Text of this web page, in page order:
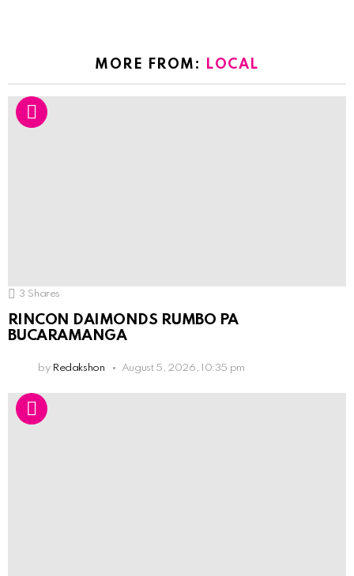
MORE FROM: LOCAL
3 Shares
RINCON DAIMONDS RUMBO PA
BUCARAMANGA
by Redakshon August 5, 2026, 10:35 pm